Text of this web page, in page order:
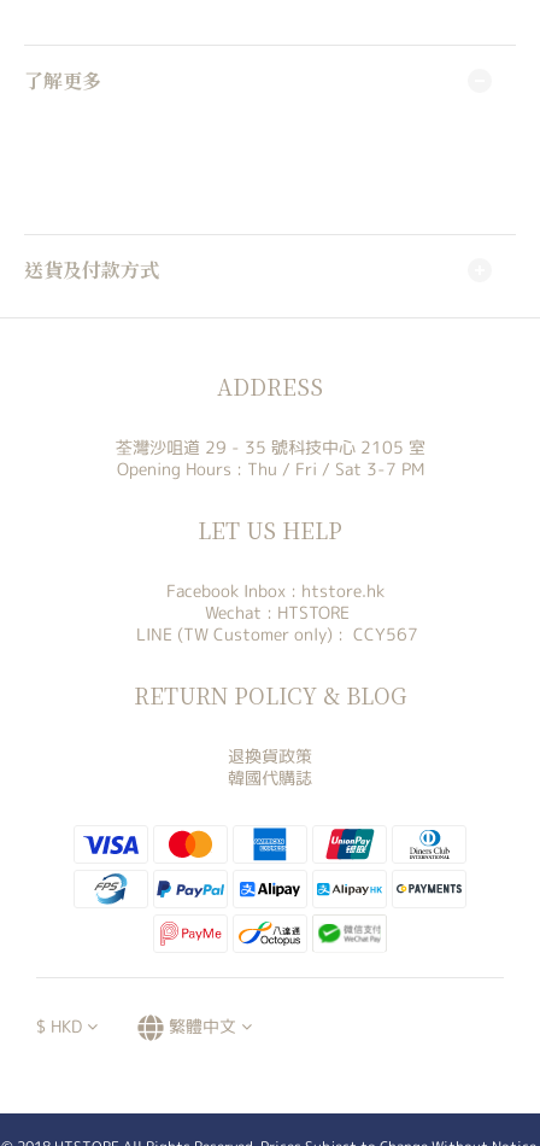
了解更多
送貨及付款方式
ADDRESS
荃灣沙咀道 29 - 35 號科技中心 2105 室
Opening Hours : Thu / Fri / Sat 3-7 PM
LET US HELP
Facebook Inbox : htstore.hk
Wechat : HTSTORE
LINE (TW Customer only) : CCY567
RETURN POLICY & BLOG
退換貨政策
韓國代購誌
$ HKD 繁體中文